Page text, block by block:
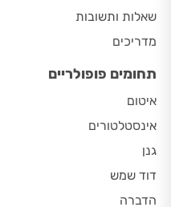
שאלות ותשובות
מדריכים
תחומים פופולריים
איטום
אינסטלטורים
גנן
דוד שמש
הדברה